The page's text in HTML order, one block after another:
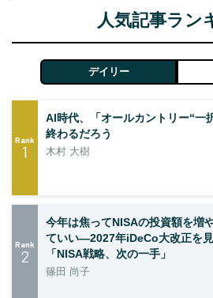
人気記事ラン
デイリー
Rank
1
AI時代、「オールカントリー“一
終わるだろう
木村 大樹
Rank
2
今年は焦ってNISAの投資額を増
ていい―2027年iDeCo大改正を
「NISA戦略、次の一手」
篠田 尚子